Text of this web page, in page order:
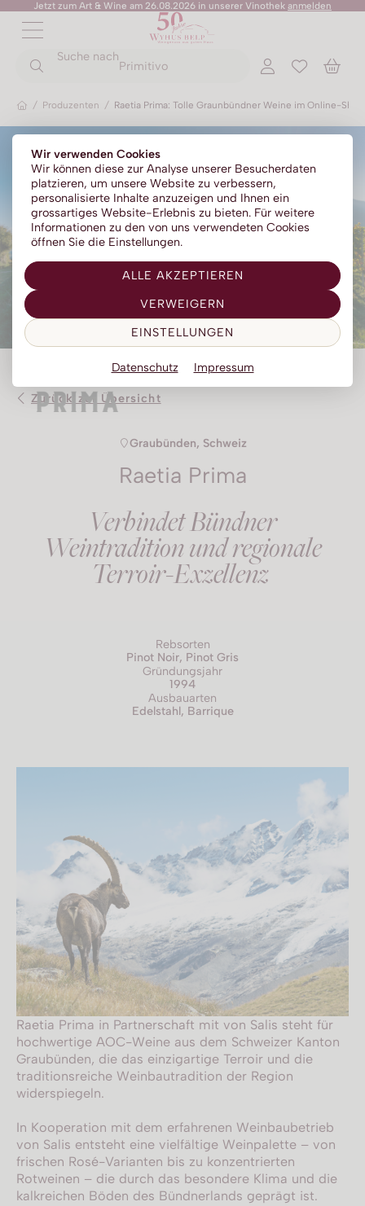
Wir verwenden Cookies
Wir können diese zur Analyse unserer Besucherdaten
platzieren, um unsere Website zu verbessern,
personalisierte Inhalte anzuzeigen und Ihnen ein
grossartiges Website-Erlebnis zu bieten. Für weitere
Informationen zu den von uns verwendeten Cookies
öffnen Sie die Einstellungen.
ALLE AKZEPTIEREN
VERWEIGERN
EINSTELLUNGEN
Datenschutz Impressum
Jetzt zum Art & Wine am 26.08.2026 in unserer Vinothek anmelden
Suche nach
Primitivo
/ Produzenten / Raetia Prima: Tolle Graunbündner Weine im Online-
Zurück zur Übersicht
Graubünden, Schweiz
Raetia Prima
Verbindet Bündner
Weintradition und regionale
Terroir-Exzellenz
Rebsorten
Pinot Noir, Pinot Gris
Gründungsjahr
1994
Ausbauarten
Edelstahl, Barrique
Raetia Prima in Partnerschaft mit von Salis steht für
hochwertige AOC-Weine aus dem Schweizer Kanton
Graubünden, die das einzigartige Terroir und die
traditionsreiche Weinbautradition der Region
widerspiegeln.
In Kooperation mit dem erfahrenen Weinbaubetrieb
von Salis entsteht eine vielfältige Weinpalette – von
frischen Rosé-Varianten bis zu konzentrierten
Rotweinen – die durch das besondere Klima und die
kalkreichen Böden des Bündnerlands geprägt ist.
ZURÜCK
Rotweine
Weissweine
Roséweine
Dessertweine
Fine Wines
Südweine
ZURÜCK
Champagner
Prosecco
Franciacorta
Sparkling
Méthode traditionelle
ZURÜCK
Portwein
Absinth
Aperitif | Bitter
Calvados
Cognac | Armagnac
Gin
Grappa | Tresterbrand
Likör
Obstbrand
ZURÜCK
No Alc - Sparkling
No Alc - Stillwein
No Alc - Aperitif
No Alc - RTD Mixgetränke
Low Alc - Sparkling
Low Alc - Stillwein
ZURÜCK
Sommer-Sale
ZURÜCK
Senza Parole
Kylie Minogue Wines
Elton John Zero
AZZERIO
Tosone
Mavrio
Silentium